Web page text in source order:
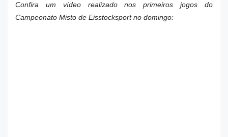
Confira um vídeo realizado nos primeiros jogos do
Campeonato Misto de Eisstocksport no domingo: